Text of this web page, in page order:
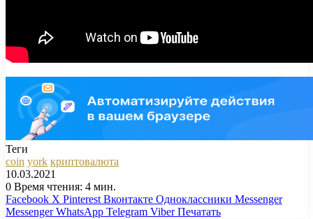
Теги
coin york криптовалюта
10.03.2021
0 Время чтения: 4 мин.
Facebook X Pinterest Вконтакте Одноклассники Messenger
Messenger WhatsApp Telegram Viber Печатать